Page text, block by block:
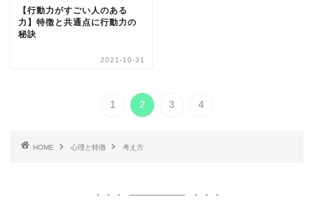
【行動力がすごい人のある
力】特徴と共通点に行動力の
秘訣
2021-10-31
1 2 3 4
HOME 心理と特徴 考え方